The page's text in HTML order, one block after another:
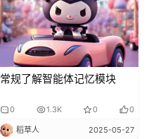
常规了解智能体记忆模块
0 1.3K 0 0
稻草人 2025-05-27